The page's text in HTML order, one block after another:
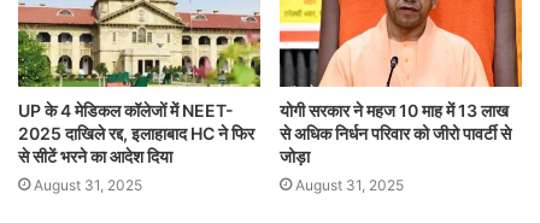
UP के 4 मेडिकल कॉलेजों में NEET-
2025 दाखिले रद्द, इलाहाबाद HC ने फिर
से सीटें भरने का आदेश दिया
August 31, 2025
योगी सरकार ने महज 10 माह में 13 लाख
से अधिक निर्धन परिवार को जीरो पावर्टी से
जोड़ा
August 31, 2025